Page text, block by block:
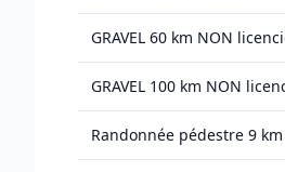
GRAVEL 60 km NON
GRAVEL 100 km NON
Randonnée pédestre 9 km